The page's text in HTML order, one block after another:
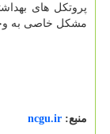
پروتکل های
مشکل خاصی به
منبع: ncgu.ir